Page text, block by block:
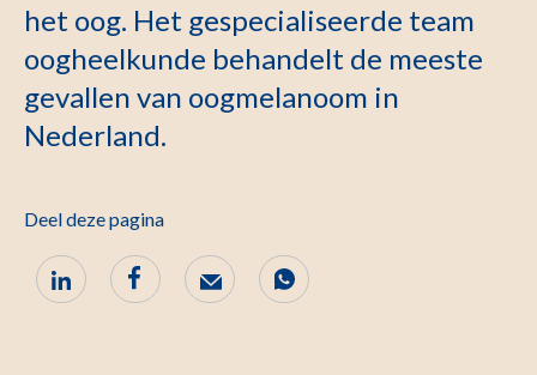
het oog. Het gespecialiseerde team
oogheelkunde behandelt de meeste
gevallen van oogmelanoom in
Nederland.
Deel deze pagina